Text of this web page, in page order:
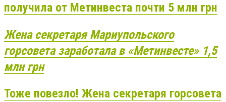
получила от Метинвеста почти 5 млн грн
Жена секретаря Мариупольского
горсовета заработала в «Метинвесте» 1,5
млн грн
Тоже повезло! Жена секретаря горсовета